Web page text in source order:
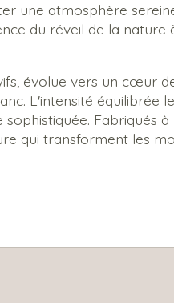
une atmosphère
du réveil de la
évolue vers un cœur
L'intensité équilibrée
Fabriqués
qui transforment les